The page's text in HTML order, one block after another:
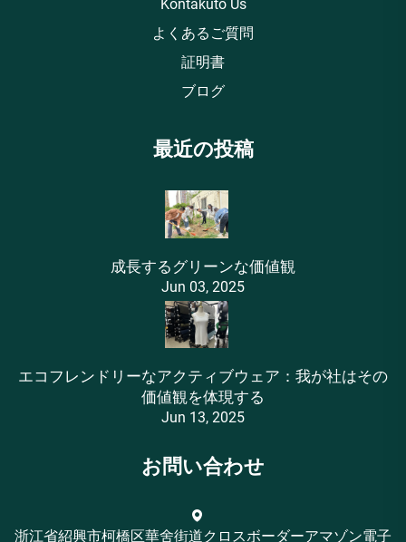
Kontakuto Us
よくあるご質問
証明書
ブログ
最近の投稿
成長するグリーンな価値観
Jun 03, 2025
エコフレンドリーなアクティブウェア：我が社はその
価値観を体現する
Jun 13, 2025
お問い合わせ
浙江省紹興市柯橋区華舍街道クロスボーダーアマゾン電子